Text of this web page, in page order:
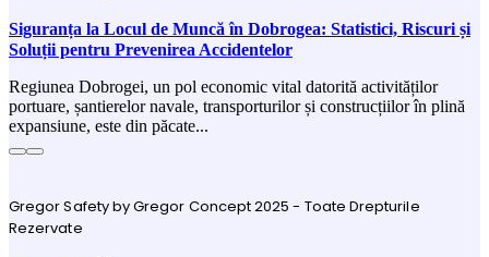
Siguranța la Locul de Muncă în Dobrogea: Statistici, Riscuri și
Soluții pentru Prevenirea Accidentelor
Regiunea Dobrogei, un pol economic vital datorită activităților
portuare, șantierelor navale, transporturilor și construcțiilor în plină
expansiune, este din păcate...
Gregor Safety by Gregor Concept 2025 - Toate Drepturile
Rezervate